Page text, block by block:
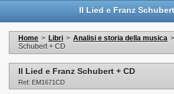
Home > Libri > Analisi e storia della musica >
Schubert + CD
Il Lied e Franz Schubert + CD
Ref: EM1671CD